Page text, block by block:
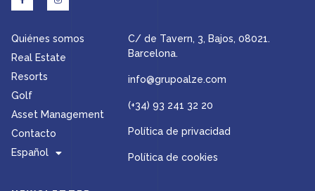
Quiénes somos
Real Estate
Resorts
Golf
Asset Management
Contacto
Español
C/ de Tavern, 3, Bajos, 08021.
Barcelona.
info@grupoalze.com
(+34) 93 241 32 20
Política de privacidad
Política de cookies